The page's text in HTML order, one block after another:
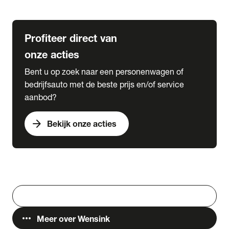
Profiteer direct van
onze acties
Bent u op zoek naar een personenwagen of
bedrijfsauto met de beste prijs en/of service
aanbod?
arrow_forward Bekijk onze acties
more_horiz Meer over Wensink